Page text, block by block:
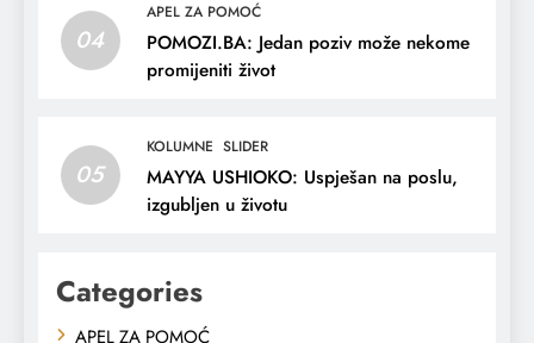
04
APEL ZA POMOĆ
POMOZI.BA: Jedan poziv može nekome
promijeniti život
05
KOLUMNE SLIDER
MAYYA USHIOKO: Uspješan na poslu,
izgubljen u životu
Categories
APEL ZA POMOĆ